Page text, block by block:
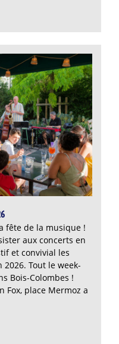
fête de la musique !
aux concerts en
et convivial les
Tout le week-
Bois-Colombes !
Fox, place Mermoz a